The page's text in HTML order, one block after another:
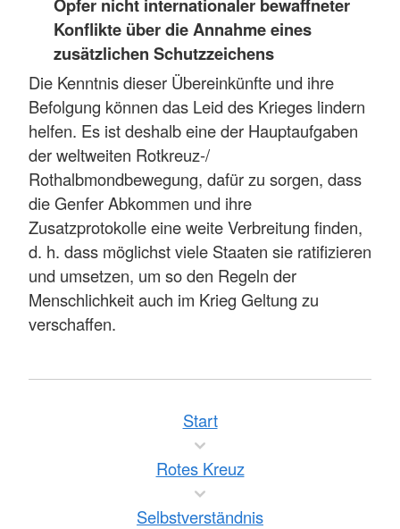
Opfer nicht internationaler bewaffneter
Konflikte über die Annahme eines
zusätzlichen Schutzzeichens
Die Kenntnis dieser Übereinkünfte und ihre
Befolgung können das Leid des Krieges lindern
helfen. Es ist deshalb eine der Hauptaufgaben
der weltweiten Rotkreuz-/
Rothalbmondbewegung, dafür zu sorgen, dass
die Genfer Abkommen und ihre
Zusatzprotokolle eine weite Verbreitung finden,
d. h. dass möglichst viele Staaten sie ratifizieren
und umsetzen, um so den Regeln der
Menschlichkeit auch im Krieg Geltung zu
verschaffen.
Start
Rotes Kreuz
Selbstverständnis